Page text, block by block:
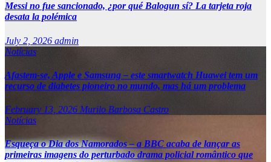
Messi no fue sancionado, ¿por qué Balogun sí? La tarjeta roja
desata la polémica
July 2, 2026 admin
Notícias
Afastem-se, Apple e Samsung – este smartwatch Huawei tem um
recurso de diabetes pioneiro no mundo, mas há um problema
February 13, 2026 Murilo Barbosa Castro
Notícias
Esqueça o Dia dos Namorados – a BBC acaba de lançar as
primeiras imagens do perturbado drama policial romântico que